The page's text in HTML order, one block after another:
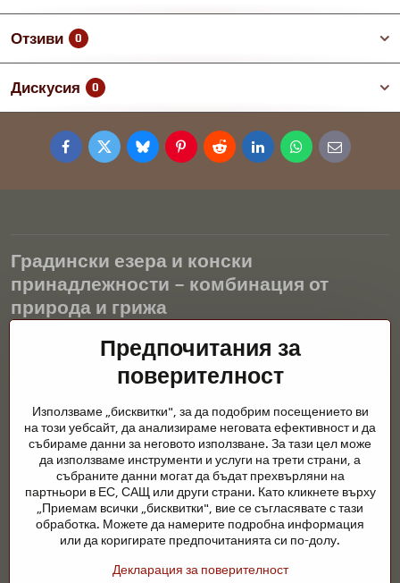
Отзиви 0
Дискусия 0
FacebookTwitterBlueskyPinterestRedditLinkedInWhatsApp
E-
mail
Градински езера и конски
принадлежности – комбинация от
природа и грижа
Градинските езера са красиво допълнение към всеки екстериор
и създават хармонична среда за релаксация и живот на водните
животни. Правилната технология, филтрацията и редовната
през цялата година. Също толкова важна е грижата за
животните, които са част от нашия живот.
Конете се нуждаят от висококачествени конски принадлежности,
правилно хранене и отговорни грижи, за да бъдат здрави, силни
и доволни. Независимо дали става въпрос за екипировка за
ездачи, развъдчици или любители на природата, целта е да се
създаде среда, която подкрепя естествения баланс,
Предпочитания за
поверителност
Използваме „бисквитки", за да подобрим посещението ви
на този уебсайт, да анализираме неговата ефективност и да
събираме данни за неговото използване. За тази цел може
да използваме инструменти и услуги на трети страни, а
събраните данни могат да бъдат прехвърляни на
партньори в ЕС, САЩ или други страни. Като кликнете върху
„Приемам всички „бисквитки", вие се съгласявате с тази
обработка. Можете да намерите подробна информация
или да коригирате предпочитанията си по-долу.
Декларация за поверителност